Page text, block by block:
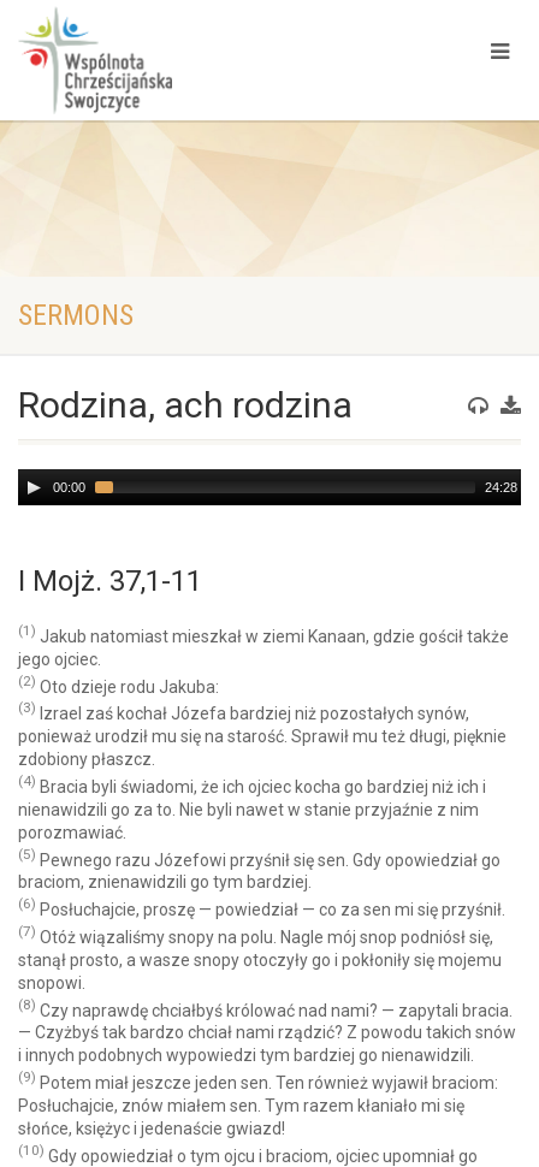
SERMONS
Rodzina, ach rodzina
Audio
Player
00:00 24:28
I Mojż. 37,1-11
(1) Jakub natomiast mieszkał w ziemi Kanaan, gdzie gościł także
jego ojciec.
(2) Oto dzieje rodu Jakuba:
(3) Izrael zaś kochał Józefa bardziej niż pozostałych synów,
ponieważ urodził mu się na starość. Sprawił mu też długi, pięknie
zdobiony płaszcz.
(4) Bracia byli świadomi, że ich ojciec kocha go bardziej niż ich i
nienawidzili go za to. Nie byli nawet w stanie przyjaźnie z nim
porozmawiać.
(5) Pewnego razu Józefowi przyśnił się sen. Gdy opowiedział go
braciom, znienawidzili go tym bardziej.
(6) Posłuchajcie, proszę — powiedział — co za sen mi się przyśnił.
(7) Otóż wiązaliśmy snopy na polu. Nagle mój snop podniósł się,
stanął prosto, a wasze snopy otoczyły go i pokłoniły się mojemu
snopowi.
(8) Czy naprawdę chciałbyś królować nad nami? — zapytali bracia.
— Czyżbyś tak bardzo chciał nami rządzić? Z powodu takich snów
i innych podobnych wypowiedzi tym bardziej go nienawidzili.
(9) Potem miał jeszcze jeden sen. Ten również wyjawił braciom:
Posłuchajcie, znów miałem sen. Tym razem kłaniało mi się
słońce, księżyc i jedenaście gwiazd!
(10) Gdy opowiedział o tym ojcu i braciom, ojciec upomniał go